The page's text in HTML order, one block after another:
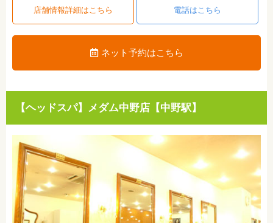
店舗情報詳細はこちら 電話はこちら
ネット予約はこちら
【ヘッドスパ】メダム中野店【中野駅】